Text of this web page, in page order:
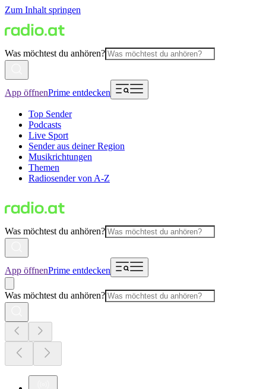
Zum Inhalt springen
Was möchtest du anhören?
App öffnenPrime entdecken
Top Sender
Podcasts
Live Sport
Sender aus deiner Region
Musikrichtungen
Themen
Radiosender von A-Z
Was möchtest du anhören?
App öffnenPrime entdecken
Was möchtest du anhören?